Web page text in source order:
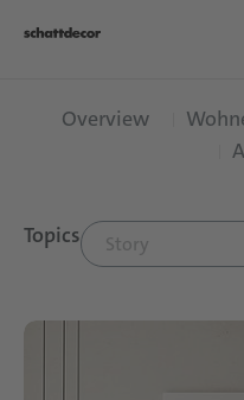
DekoreOverview
Topics Story